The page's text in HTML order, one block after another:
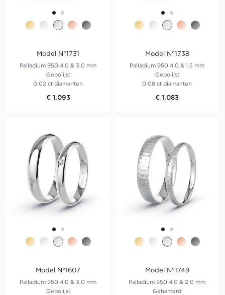
Model N°1731
Palladium 950 4.0 & 3.0 mm
Gepolijst
0.02 ct diamanten
€ 1.093
Model N°1738
Palladium 950 4.0 & 1.5 mm
Gepolijst
0.08 ct diamanten
€ 1.083
Model N°1607
Palladium 950 4.0 & 3.0 mm
Gepolijst
Model N°1749
Palladium 950 4.0 & 2.0 mm
Gehamerd